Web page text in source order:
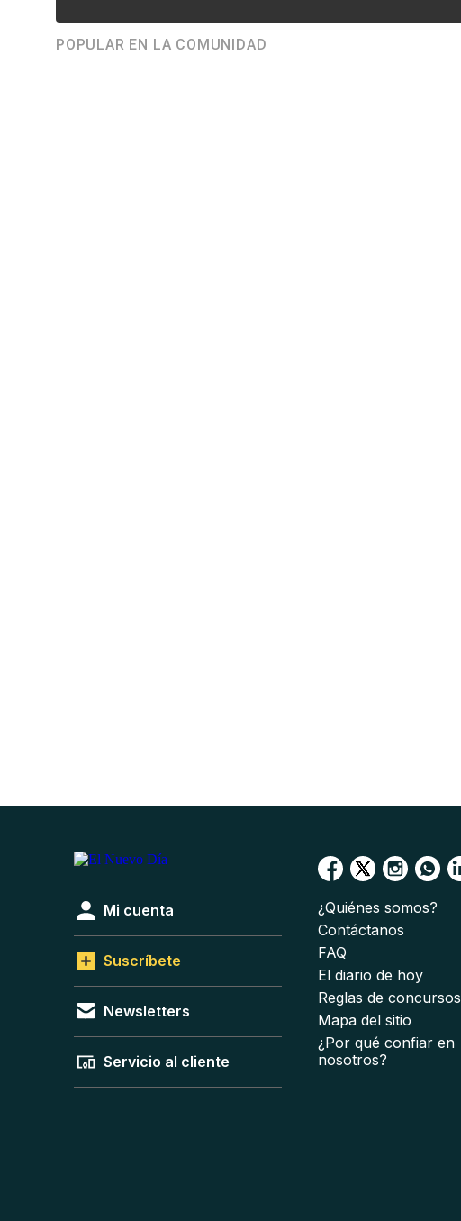
POPULAR EN LA COMUNIDAD
Mi cuenta
Suscríbete
Newsletters
Servicio al cliente
¿Quiénes somos?
Contáctanos
FAQ
El diario de hoy
Reglas de concursos
Mapa del sitio
¿Por qué confiar en
nosotros?